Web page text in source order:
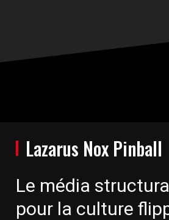
Lazarus Nox Pinball
Le média
pour la culture